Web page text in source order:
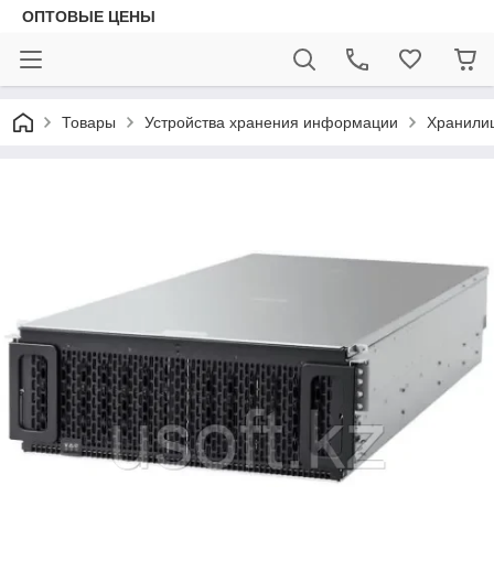
ОПТОВЫЕ ЦЕНЫ
Товары Устройства хранения информации